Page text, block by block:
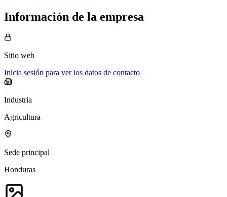
Información de la empresa
Sitio web
Inicia sesión para ver los datos de contacto
Industria
Agricultura
Sede principal
Honduras